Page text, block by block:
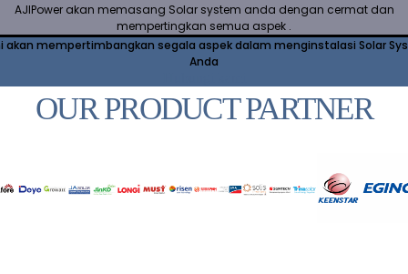
AJIPower akan memasang Solar system anda dengan cermat dan
mempertingkan semua aspek .
akan mempertimbangkan segala aspek dalam menginstalasi Solar
Anda
OUR PRODUCT PARTNER